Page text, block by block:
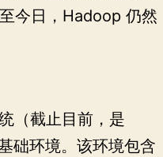
今日，Hadoop 仍然
（截止目前，是
础环境。该环境包含